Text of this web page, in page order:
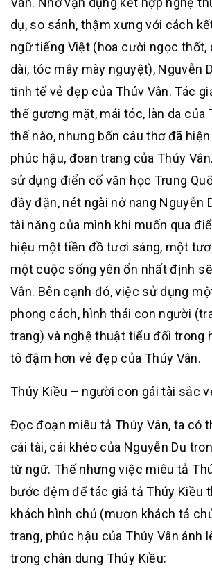
dụ, so sánh, thậm xưng với cách
ngữ tiếng Việt (hoa cười ngọc thốt,
dài, tóc mây mày nguyệt), Nguvễn
tinh tế vẻ đẹp của Thúv Vân. Tác
thể gương mặt, mái tóc, làn da của
thế nào, nhưng bốn câu thơ đã
phúc hậu, đoan trang của Thúy
sử dụng điển cố văn học Trung
đầy đặn, nét ngài nở nang Nguyễn
tài năng của mình khi muốn qua
hiệu một tiền đồ tươi sáng, một
một cuộc sống yên ổn nhất định
Vân. Bên cạnh đó, việc sử dụng
phong cách, hình thái con người
trang) và nghệ thuật tiểu đối trong
tô đậm hơn vẻ đẹp của Thúy Vân.
Thúy Kiều – người con gái tài sắc
Đọc đoạn miêu tả Thúy Vân, ta có
cái tài, cái khéo của Nguyễn Du
từ ngữ. Thế nhưng việc miêu tả
bước đệm để tác giả tả Thúy Kiều
khách hình chủ (mượn khách tả
trang, phúc hậu của Thúy Vân ánh
trong chân dung Thúy Kiều: